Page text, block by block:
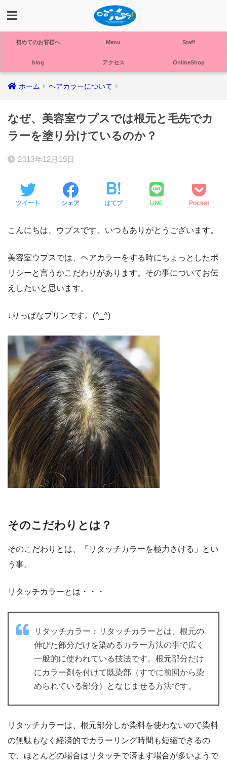
初めてのお客様へ Menu Staff
blog アクセス OnlineShop
ホーム ヘアカラーについて
なぜ、美容室ウプスでは根元と毛先でカ
ラーを塗り分けているのか？
2013年12月19日
ツイート シェア はてブ LINE Pocket
こんにちは、ウプスです。いつもありがとうございます。
美容室ウプスでは、ヘアカラーをする時にちょっとしたポ
リシーと言うかこだわりがあります。その事についてお伝
えしたいと思います。
↓りっぱなプリンです。(^_^)
そのこだわりとは？
そのこだわりとは、「リタッチカラーを極力さける」とい
う事。
リタッチカラーとは・・・
リタッチカラー：リタッチカラーとは、根元の
伸びた部分だけを染めるカラー方法の事で広く
一般的に使われている技法です。根元部分だけ
にカラー剤を付けて既染部（すでに前回から染
められている部分）となじませる方法です。
リタッチカラーは、根元部分しか染料を使わないので染料
の無駄もなく経済的でカラーリング時間も短縮できるの
で、ほとんどの場合はリタッチで済ます場合が多いようで